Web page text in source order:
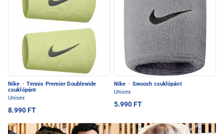
Nike · Tennis Premier Doublewide
csuklópánt
Unisex
8.990 FT
Nike · Swoosh csuklópánt
Unisex
5.990 FT